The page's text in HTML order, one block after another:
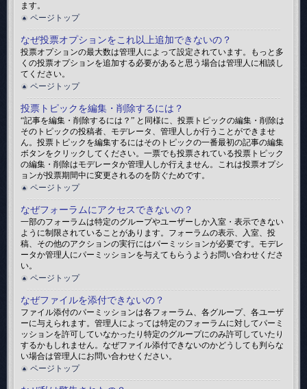
ます。
ページトップ
なぜ投票オプションをこれ以上追加できないの？
投票オプションの最大数は管理人によって設定されています。もっと多
くの投票オプションを追加する必要があると思う場合は管理人に相談し
てください。
ページトップ
投票トピックを編集・削除するには？
“記事を編集・削除するには？” と同様に、投票トピックの編集・削除は
そのトピックの投稿者、モデレータ、管理人しか行うことができませ
ん。投票トピックを編集するにはそのトピックの一番最初の記事の編集
ボタンをクリックしてください。一票でも投票されている投票トピック
の編集・削除はモデレータか管理人しか行えません。これは投票オプシ
ョンが投票期間中に変更されるのを防ぐためです。
ページトップ
なぜフォーラムにアクセスできないの？
一部のフォーラムは特定のグループやユーザーしか入室・表示できない
ように制限されていることがあります。フォーラムの表示、入室、投
稿、その他のアクションの実行にはパーミッションが必要です。モデレ
ータか管理人にパーミッションを与えてもらうようお問い合わせくださ
い。
ページトップ
なぜファイルを添付できないの？
ファイル添付のパーミッションは各フォーラム、各グループ、各ユーザ
ーに与えられます。管理人によっては特定のフォーラムに対してパーミ
ッションを許可していなかったり特定のグループにのみ許可していたり
するかもしれません。なぜファイル添付できないのかどうしても判らな
い場合は管理人にお問い合わせください。
ページトップ